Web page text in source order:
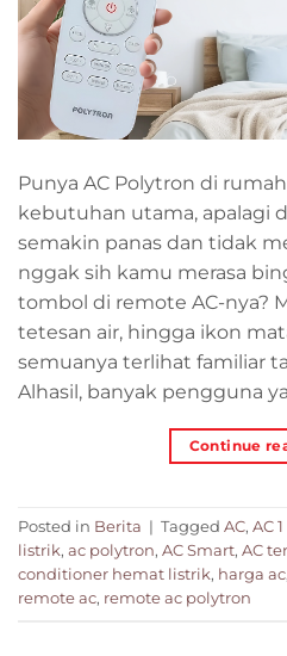
Punya AC Polytron di
kebutuhan utama, apalagi
semakin panas dan tidak
nggak sih kamu merasa
tombol di remote AC-nya?
tetesan air, hingga ikon
semuanya terlihat familiar
Alhasil, banyak pengguna
Continue
Posted in Berita | Tagged AC, AC
listrik, ac polytron, AC Smart, AC
conditioner hemat listrik, harga ac,
remote ac, remote ac polytron